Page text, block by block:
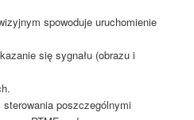
spowoduje uruchomienie
się sygnału (obrazu i
poszczególnymi